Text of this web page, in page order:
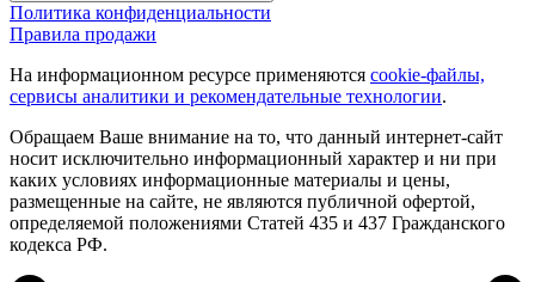
Политика конфиденциальности
Правила продажи
На информационном ресурсе применяются cookie-файлы,
сервисы аналитики и рекомендательные технологии.
Обращаем Ваше внимание на то, что данный интернет-сайт
носит исключительно информационный характер и ни при
каких условиях информационные материалы и цены,
размещенные на сайте, не являются публичной офертой,
определяемой положениями Статей 435 и 437 Гражданского
кодекса РФ.